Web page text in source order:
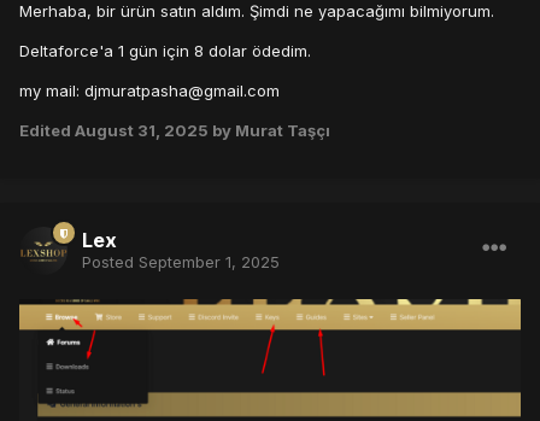
Merhaba, bir ürün satın aldım. Şimdi ne yapacağımı bilmiyorum.
Deltaforce'a 1 gün için 8 dolar ödedim.
my mail: djmuratpasha@gmail.com
Edited August 31, 2025 by Murat Taşçı
Lex
Posted September 1, 2025